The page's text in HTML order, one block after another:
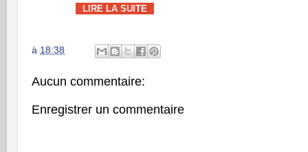
LIRE LA SUITE
à 18:38
Aucun commentaire:
Enregistrer un commentaire